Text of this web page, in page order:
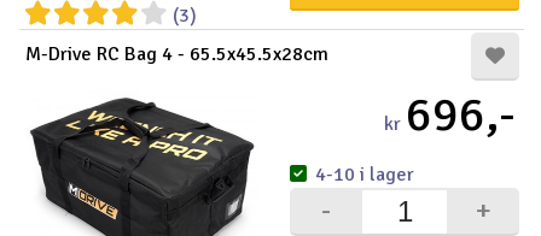
(3)
M-Drive RC Bag 4 - 65.5x45.5x28cm
kr 696,-
+
-
4-10 i lager